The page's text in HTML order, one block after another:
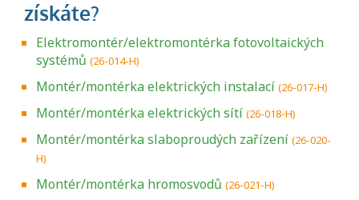
Elektromontér/elektromontérka fotovoltaických
systémů (26-014-H)
Montér/montérka elektrických instalací (26-017-H)
Montér/montérka elektrických sítí (26-018-H)
Montér/montérka slaboproudých zařízení (26-020-
H)
Montér/montérka hromosvodů (26-021-H)